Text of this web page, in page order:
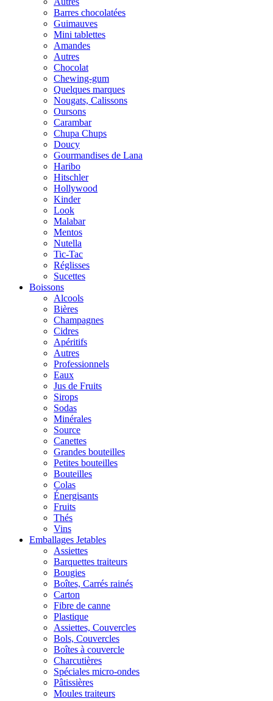
Barres chocolatées
Guimauves
Mini tablettes
Amandes
Autres
Chocolat
Chewing-gum
Quelques marques
Nougats, Calissons
Oursons
Carambar
Chupa Chups
Doucy
Gourmandises de Lana
Haribo
Hitschler
Hollywood
Kinder
Look
Malabar
Mentos
Nutella
Tic-Tac
Réglisses
Sucettes
Boissons
Alcools
Bières
Champagnes
Cidres
Apéritifs
Autres
Professionnels
Eaux
Jus de Fruits
Sirops
Sodas
Minérales
Source
Canettes
Grandes bouteilles
Petites bouteilles
Bouteilles
Colas
Énergisants
Fruits
Thés
Vins
Emballages Jetables
Assiettes
Barquettes traiteurs
Bougies
Boîtes, Carrés rainés
Carton
Fibre de canne
Plastique
Assiettes, Couvercles
Bols, Couvercles
Boîtes à couvercle
Charcutières
Spéciales micro-ondes
Pâtissières
Moules traiteurs